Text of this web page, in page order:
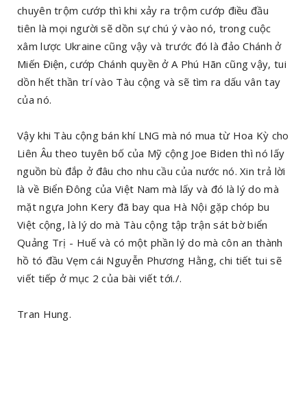
chuyên trộm cướp thì khi xảy ra trộm cướp điều đầu
tiên là mọi người sẽ dồn sự chú ý vào nó, trong cuộc
xâm lược Ukraine cũng vậy và trước đó là đảo Chánh ở
Miến Điện, cướp Chánh quyền ở A Phú Hãn cũng vậy, tui
dồn hết thần trí vào Tàu cộng và sẽ tìm ra dấu vân tay
của nó.
Vậy khi Tàu cộng bán khí LNG mà nó mua từ Hoa Kỳ cho
Liên Âu theo tuyên bố của Mỹ cộng Joe Biden thì nó lấy
nguồn bù đắp ở đâu cho nhu cầu của nước nó. Xin trả lời
là về Biển Đông của Việt Nam mà lấy và đó là lý do mà
mặt ngựa John Kery đã bay qua Hà Nội gặp chóp bu
Việt cộng, là lý do mà Tàu cộng tập trận sát bờ biển
Quảng Trị - Huế và có một phần lý do mà côn an thành
hồ tó đầu Vẹm cái Nguyễn Phương Hằng, chi tiết tui sẽ
viết tiếp ở mục 2 của bài viết tới./.
Tran Hung.